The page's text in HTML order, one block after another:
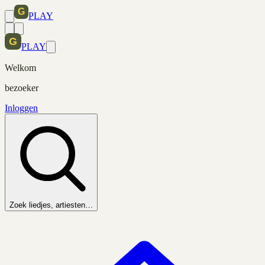
PLAY
PLAY
Welkom
bezoeker
Inloggen
Zoek liedjes, artiesten…